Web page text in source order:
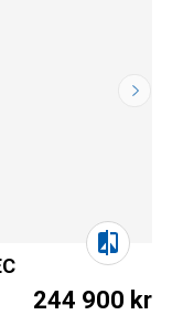
244 900 kr